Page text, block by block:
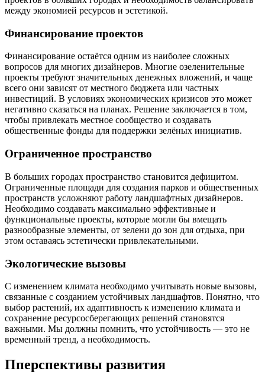
между экономией ресурсов и эстетикой.
Финансирование проектов
Финансирование остаётся одним из наиболее сложных
вопросов для многих дизайнеров. Многие озеленительные
проекты требуют значительных денежных вложений, и чаще
всего они зависят от местного бюджета или частных
инвестиций. В условиях экономических кризисов это может
негативно сказаться на планах. Решение заключается в том,
чтобы привлекать местное сообщество и создавать
общественные фонды для поддержки зелёных инициатив.
Ограниченное пространство
В больших городах пространство становится дефицитом.
Ограниченные площади для создания парков и общественных
пространств усложняют работу ландшафтных дизайнеров.
Необходимо создавать максимально эффективные и
функциональные проекты, которые могли бы вмещать
разнообразные элементы, от зелени до зон для отдыха, при
этом оставаясь эстетически привлекательными.
Экологические вызовы
С изменением климата необходимо учитывать новые вызовы,
связанные с созданием устойчивых ландшафтов. Понятно, что
выбор растений, их адаптивность к изменению климата и
сохранение ресурсосберегающих решений становятся
важными. Мы должны помнить, что устойчивость — это не
временный тренд, а необходимость.
Пперспективы развития